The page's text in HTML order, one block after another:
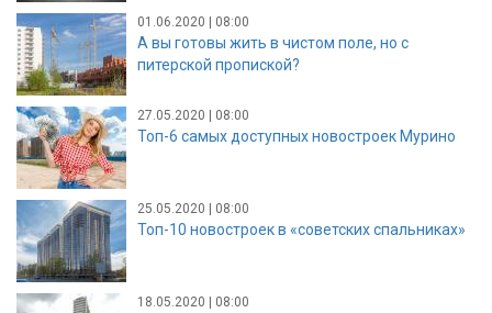
01.06.2020 | 08:00
А вы готовы жить в чистом поле, но с
питерской пропиской?
27.05.2020 | 08:00
Топ-6 самых доступных новостроек Мурино
25.05.2020 | 08:00
Топ-10 новостроек в «советских спальниках»
18.05.2020 | 08:00